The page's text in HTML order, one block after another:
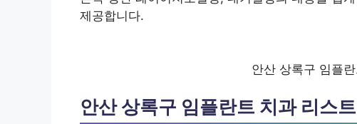
제공합니다.
안산 상록구 임플
안산 상록구 임플란트 치과 리스트